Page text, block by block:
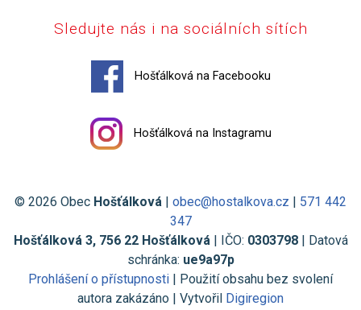
Sledujte nás i na sociálních sítích
Hošťálková na Facebooku
Hošťálková na Instagramu
© 2026 Obec Hošťálková | obec@hostalkova.cz | 571 442
347
Hošťálková 3, 756 22 Hošťálková| IČO: 0303798| Datová
schránka: ue9a97p
Prohlášení o přístupnosti | Použití obsahu bez svolení
autora zakázáno | Vytvořil Digiregion